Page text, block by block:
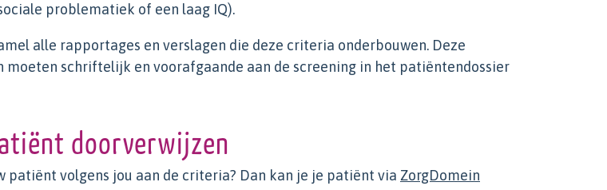
problematiek of een laag IQ).
alle rapportages en verslagen die deze criteria onderbouwen. Deze
moeten schriftelijk en voorafgaande aan de screening in het patiëntendossier
doorverwijzen
patiënt volgens jou aan de criteria? Dan kan je je patiënt via ZorgDomein